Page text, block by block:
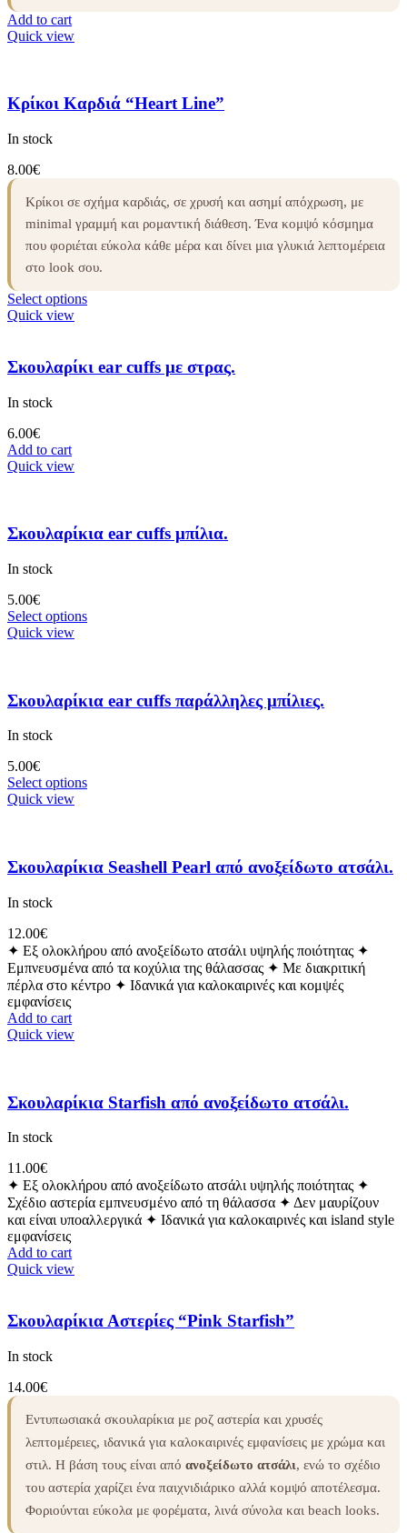
Add to cart
Quick view
Κρίκοι Καρδιά “Heart Line”
In stock
8.00€
Κρίκοι σε σχήμα καρδιάς, σε χρυσή και ασημί απόχρωση, με
minimal γραμμή και ρομαντική διάθεση. Ένα κομψό κόσμημα
που φοριέται εύκολα κάθε μέρα και δίνει μια γλυκιά λεπτομέρεια
στο look σου.
Select options
Quick view
Σκουλαρίκι ear cuffs με στρας.
In stock
6.00€
Add to cart
Quick view
Σκουλαρίκια ear cuffs μπίλια.
In stock
5.00€
Select options
Quick view
Σκουλαρίκια ear cuffs παράλληλες μπίλιες.
In stock
5.00€
Select options
Quick view
Σκουλαρίκια Seashell Pearl από ανοξείδωτο ατσάλι.
In stock
12.00€
✦ Εξ ολοκλήρου από ανοξείδωτο ατσάλι υψηλής ποιότητας ✦
Εμπνευσμένα από τα κοχύλια της θάλασσας ✦ Με διακριτική
πέρλα στο κέντρο ✦ Ιδανικά για καλοκαιρινές και κομψές
εμφανίσεις
Add to cart
Quick view
Σκουλαρίκια Starfish από ανοξείδωτο ατσάλι.
In stock
11.00€
✦ Εξ ολοκλήρου από ανοξείδωτο ατσάλι υψηλής ποιότητας ✦
Σχέδιο αστερία εμπνευσμένο από τη θάλασσα ✦ Δεν μαυρίζουν
και είναι υποαλλεργικά ✦ Ιδανικά για καλοκαιρινές και island style
εμφανίσεις
Add to cart
Quick view
Σκουλαρίκια Αστερίες “Pink Starfish”
In stock
14.00€
Εντυπωσιακά σκουλαρίκια με ροζ αστερία και χρυσές
λεπτομέρειες, ιδανικά για καλοκαιρινές εμφανίσεις με χρώμα και
στιλ. Η βάση τους είναι από ανοξείδωτο ατσάλι, ενώ το σχέδιο
του αστερία χαρίζει ένα παιχνιδιάρικο αλλά κομψό αποτέλεσμα.
Φοριούνται εύκολα με φορέματα, λινά σύνολα και beach looks.